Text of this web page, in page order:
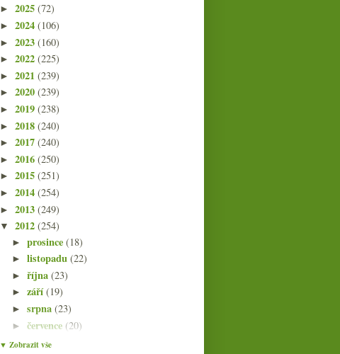
► 2025 (72)
► 2024 (106)
► 2023 (160)
► 2022 (225)
► 2021 (239)
► 2020 (239)
► 2019 (238)
► 2018 (240)
► 2017 (240)
► 2016 (250)
► 2015 (251)
► 2014 (254)
► 2013 (249)
▼ 2012 (254)
►prosince(18)
►listopadu(22)
►října(23)
►září(19)
►srpna(23)
►července (20)
►června
▼ Zobrazit vše